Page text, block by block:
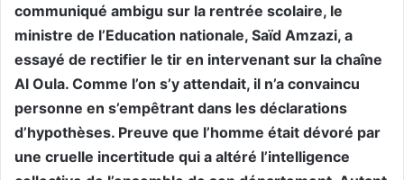
communiqué ambigu sur la rentrée scolaire, le
ministre de l’Education nationale, Saïd Amzazi, a
essayé de rectifier le tir en intervenant sur la chaîne
Al Oula. Comme l’on s’y attendait, il n’a convaincu
personne en s’empêtrant dans les déclarations
d’hypothèses. Preuve que l’homme était dévoré par
une cruelle incertitude qui a altéré l’intelligence